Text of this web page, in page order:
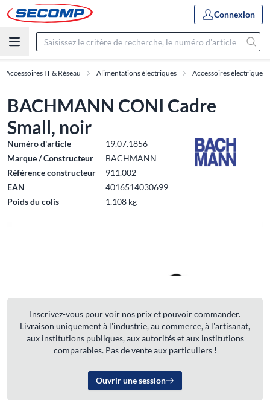
Connexion
Accessoires IT & Réseau Alimentations électriques Accessoires électrique
BACHMANN CONI Cadre
Small, noir
Numéro d'article
19.07.1856
Marque / Constructeur
BACHMANN
Référence constructeur
911.002
EAN
4016514030699
Poids du colis
1.108 kg
Inscrivez-vous pour voir nos prix et pouvoir commander.
Livraison uniquement à l'industrie, au commerce, à l'artisanat,
aux institutions publiques, aux autorités et aux institutions
comparables. Pas de vente aux particuliers !
Ouvrir une session